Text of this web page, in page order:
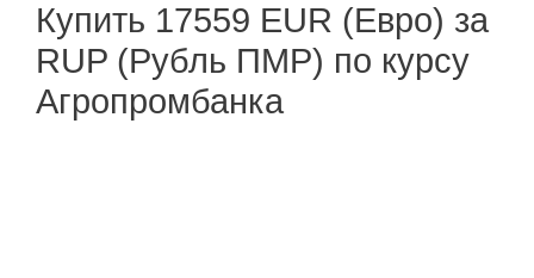
Купить 17559 EUR (Евро) за
RUP (Рубль ПМР) по курсу
Агропромбанка